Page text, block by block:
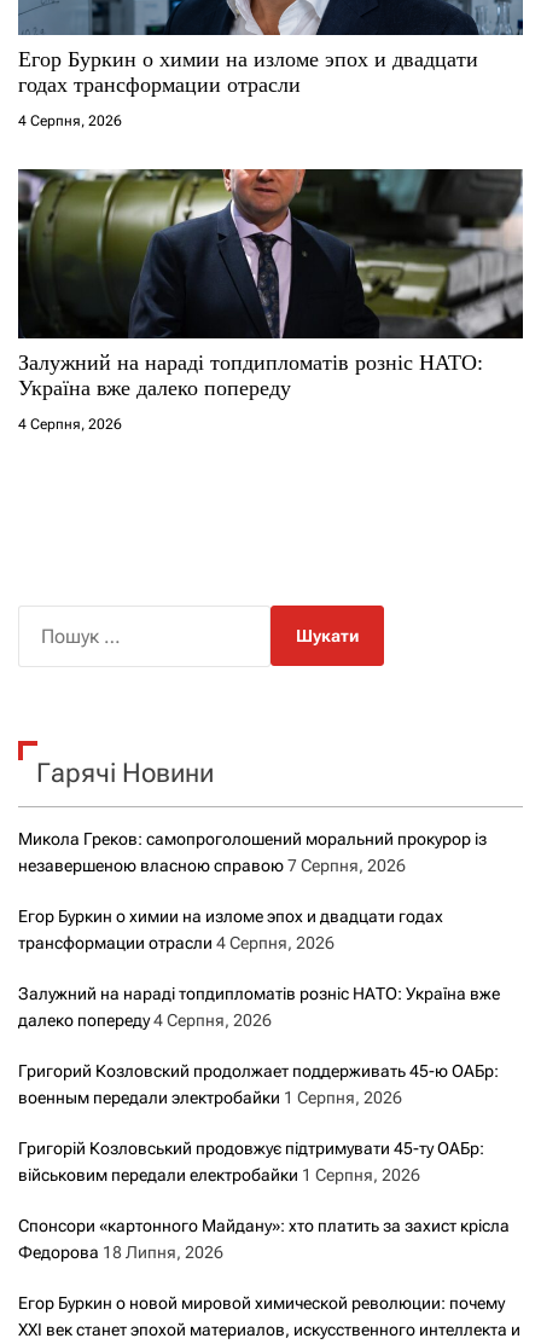
Егор Буркин о химии на изломе эпох и двадцати
годах трансформации отрасли
4 Серпня, 2026
Залужний на нараді топдипломатів розніс НАТО:
Україна вже далеко попереду
4 Серпня, 2026
к
Гарячі Новини
Микола Греков: самопроголошений моральний прокурор із
незавершеною власною справою7 Серпня, 2026
Егор Буркин о химии на изломе эпох и двадцати годах
трансформации отрасли 4 Серпня, 2026
Залужний на нараді топдипломатів розніс НАТО: Україна вже
далеко попереду4 Серпня, 2026
Григорий Козловский продолжает поддерживать 45-ю ОАБр:
военным передали электробайки 1 Серпня, 2026
Григорій Козловський продовжує підтримувати 45-ту ОАБр:
військовим передали електробайки 1 Серпня, 2026
Спонсори «картонного Майдану»: хто платить за захист крісла
Федорова 18 Липня, 2026
Егор Буркин о новой мировой химической революции: почему
XXI век станет эпохой материалов, искусственного интеллекта и